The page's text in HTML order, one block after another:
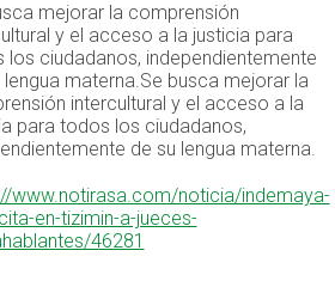
mejorar la comprensión
y el acceso a la justicia para
los ciudadanos, independientemente
lengua materna.Se busca mejorar la
intercultural y el acceso a la
para todos los ciudadanos,
de su lengua materna.
www.notirasa.com/noticia/indemaya-
en-tizimin-a-jueces-
46281